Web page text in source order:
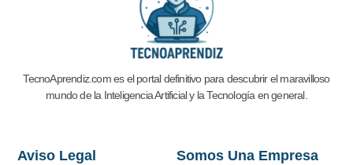
TecnoAprendiz.com es el portal definitivo para descubrir el maravilloso
mundo de la Inteligencia Artificial y laTecnología en general.
Aviso Legal
Somos Una Empresa